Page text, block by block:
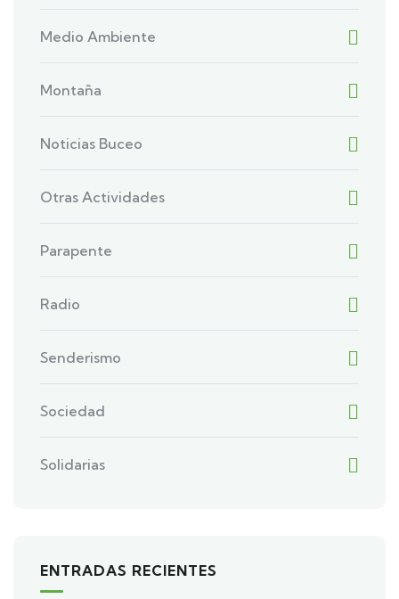
Medio Ambiente
Montaña
Noticias Buceo
Otras Actividades
Parapente
Radio
Senderismo
Sociedad
Solidarias
ENTRADAS RECIENTES